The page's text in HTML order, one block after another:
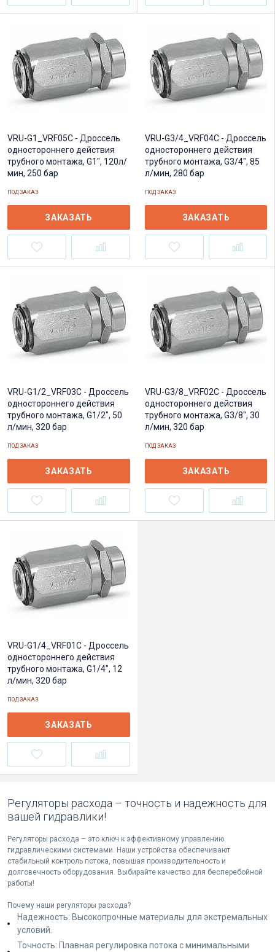
VRU-G1_VRF05C - Дроссель
одностороннего действия
трубного монтажа, G1", 120л/
мин, 250 бар
ПОД ЗАКАЗ
ЗАКАЗАТЬ
VRU-G3/4_VRF04C - Дроссель
одностороннего действия
трубного монтажа, G3/4", 85
л/мин, 280 бар
ПОД ЗАКАЗ
ЗАКАЗАТЬ
VRU-G1/2_VRF03C - Дроссель
одностороннего действия
трубного монтажа, G1/2", 50
л/мин, 320 бар
ПОД ЗАКАЗ
ЗАКАЗАТЬ
VRU-G3/8_VRF02C - Дроссель
одностороннего действия
трубного монтажа, G3/8", 30
л/мин, 320 бар
ПОД ЗАКАЗ
ЗАКАЗАТЬ
VRU-G1/4_VRF01C - Дроссель
одностороннего действия
трубного монтажа, G1/4", 12
л/мин, 320 бар
ПОД ЗАКАЗ
ЗАКАЗАТЬ
Регуляторы расхода – точность и надежность для
вашей гидравлики!
Регуляторы расхода – это ключ к эффективному управлению
гидравлическими системами. Наши устройства обеспечивают
стабильный контроль потока, повышая производительность и
долговечность оборудования. Выбирайте качество для бесперебойной
работы!
Почему наши регуляторы расхода?
Надежность: Высокопрочные материалы для экстремальных
условий.
Точность: Плавная регулировка потока с минимальными